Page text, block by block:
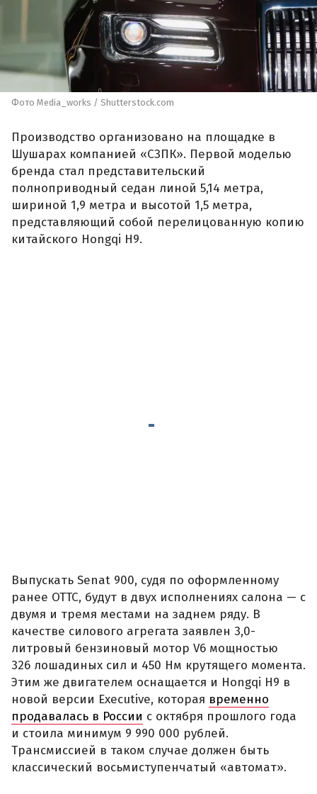
Фото Media_works / Shutterstock.com
Производство организовано на площадке в
Шушарах компанией «СЗПК». Первой моделью
бренда стал представительский
полноприводный седан линой 5,14 метра,
шириной 1,9 метра и высотой 1,5 метра,
представляющий собой перелицованную копию
китайского Hongqi H9.
Выпускать Senat 900, судя по оформленному
ранее ОТТС, будут в двух исполнениях салона — с
двумя и тремя местами на заднем ряду. В
качестве силового агрегата заявлен 3,0-
литровый бензиновый мотор V6 мощностью
326 лошадиных сил и 450 Нм крутящего момента.
Этим же двигателем оснащается и Hongqi H9 в
новой версии Executive, которая временно
продавалась в России с октября прошлого года
и стоила минимум 9 990 000 рублей.
Трансмиссией в таком случае должен быть
классический восьмиступенчатый «автомат».